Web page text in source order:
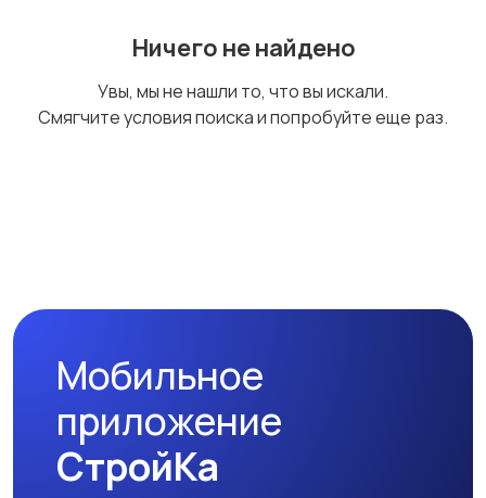
недвижимость
Ничего не найдено
Увы, мы не нашли то, что вы искали.
Смягчите условия поиска и попробуйте еще раз.
Мобильное
приложение
СтройКа